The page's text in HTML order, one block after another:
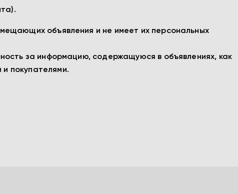
объявления и не имеет их персональных
за информацию, содержащуюся в объявлениях, как
покупателями.